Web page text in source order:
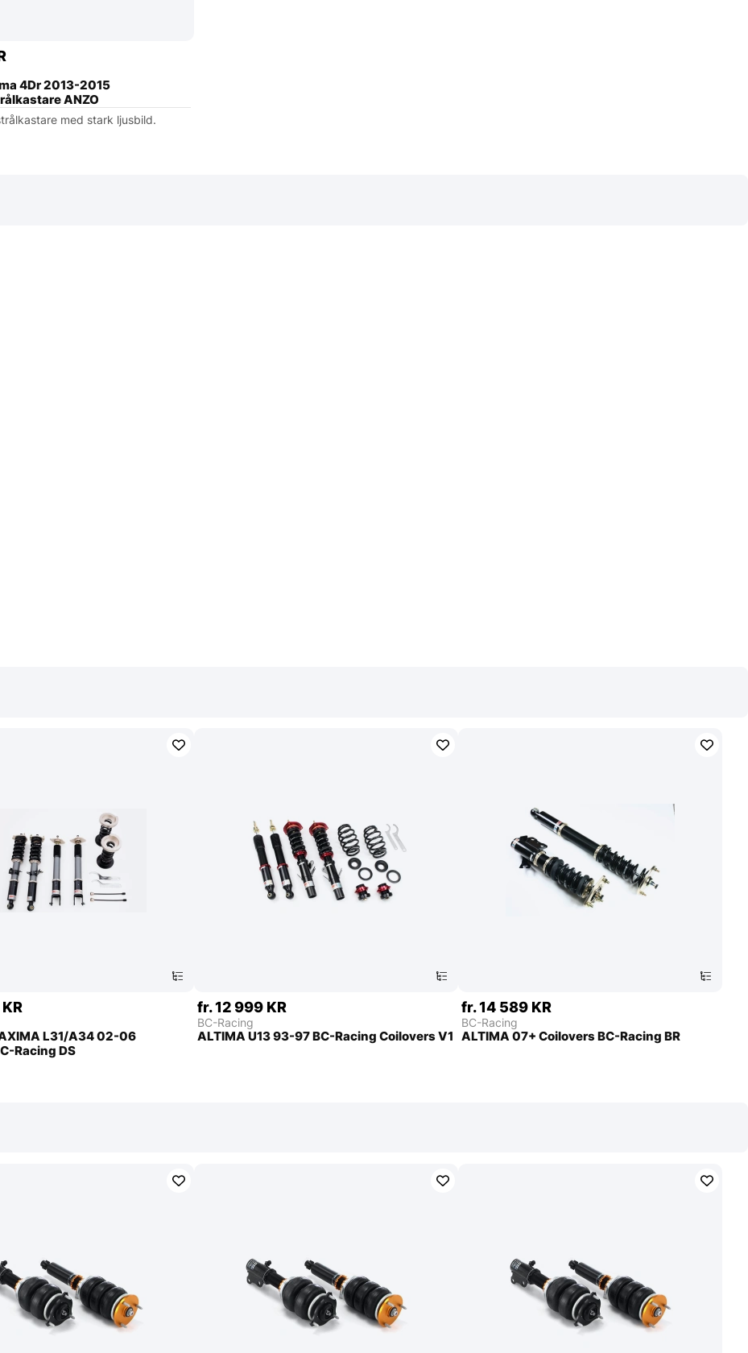
4Dr 2013-2015
ANZO
med stark ljusbild.
L31/A34 02-06
Racing DS
fr. 12 999 KR
BC-Racing
ALTIMA U13 93-97 BC-Racing Coilovers V1
fr. 14 589 KR
BC-Racing
ALTIMA 07+ Coilovers BC-Racing BR